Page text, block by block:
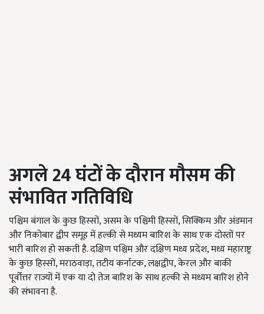
अगले24घंटों के दौरान मौसम की
संभावित गतिविधि
पश्चिम बंगाल के कुछ हिस्सों, असम के पश्चिमी हिस्सों, सिक्किम और अंडमान
और निकोबार द्वीप समूह में हल्की से मध्यम बारिश के साथ एक दोस्तों पर
भारी बारिश हो सकती है. दक्षिण पश्चिम और दक्षिण मध्य प्रदेश, मध्य महाराष्ट्र
के कुछ हिस्सों, मराठवाड़ा, तटीय कर्नाटक, लक्षद्वीप, केरल और बाकी
पूर्वोत्तर राज्यों में एक या दो तेज बारिश के साथ हल्की से मध्यम बारिश होने
की संभावना है.